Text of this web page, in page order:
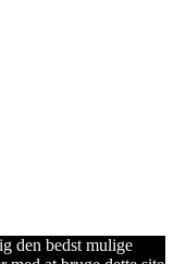
den bedst mulige